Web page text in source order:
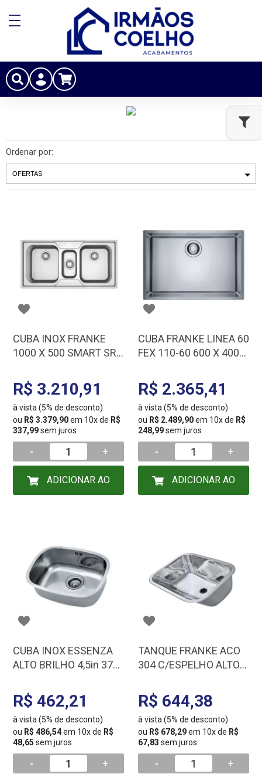
Ordenar por:
CUBA INOX FRANKE
1000 X 500 SMART SRX
R$ 3.210,91
à vista (5% de desconto)
ou R$ 3.379,90em 10x de R$
337,99sem juros
- +
CUBA FRANKE LINEA 60
FEX 110-60 600 X 400
R$ 2.365,41
à vista (5% de desconto)
ou R$ 2.489,90em 10x de R$
248,99sem juros
- +
CUBA INOX ESSENZA
ALTO BRILHO 4,5in 37
6MM C/ VALVULA
50082 F/L
R$ 462,21
à vista (5% de desconto)
ou R$ 486,54em 10x de R$
48,65 sem juros
- +
TANQUE FRANKE ACO
304 C/ESPELHO ALTO
63 X 48 X 23 10850 F/L
R$ 644,38
à vista (5% de desconto)
ou R$ 678,29em 10x de R$
67,83 sem juros
- +